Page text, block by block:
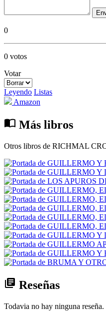
0
0 votos
Votar
Leyendo Listas
Amazon
import_contacts Más libros
Otros libros de RICHMAL
library_books Reseñas
Todavia no hay ninguna reseña.